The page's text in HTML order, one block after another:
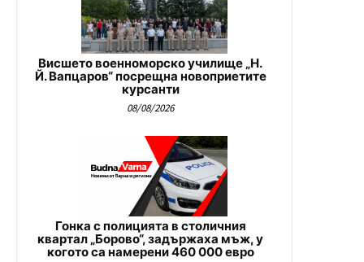
Висшето военноморско училище „Н.
Й. Вапцаров“ посрещна новоприетите
курсанти
08/08/2026
Гонка с полицията в столичния
квартал „Борово“, задържаха мъж, у
когото са намерени 460 000 евро